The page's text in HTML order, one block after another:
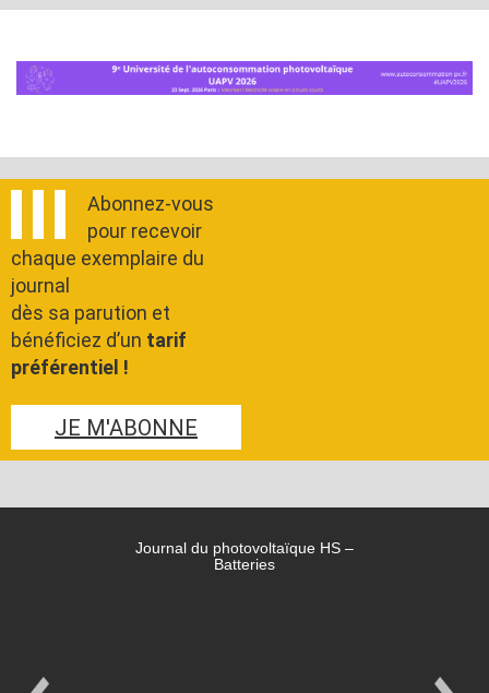
Abonnez-vous
pour recevoir
chaque exemplaire du
journal
dès sa parution et
bénéficiez d’un tarif
préférentiel !
JE M'ABONNE
Journal du photovoltaïque HS –
Batteries